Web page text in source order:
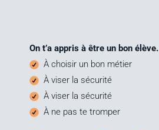
On t’a appris à être un bon élève.
À choi­sir un bon métier
À viser la sécurité
À viser la sécurité
À ne pas te tromper